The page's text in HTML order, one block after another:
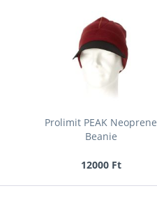
Prolimit PEAK Neoprene
Beanie
12000 Ft